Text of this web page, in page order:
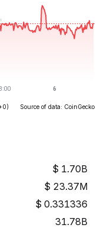
Source of data: CoinGecko
1.70B
23.37M
0.331336
31.78B